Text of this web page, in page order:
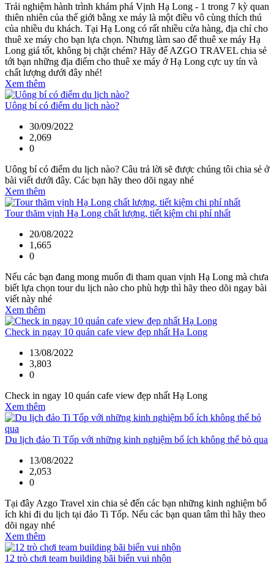
Trải nghiệm hành trình khám phá Vịnh Hạ Long - 1 trong 7 kỳ quan
thiên nhiên của thế giới bằng xe máy là một điều vô cùng thích thú
của nhiều du khách. Tại Hạ Long có rất nhiều cửa hàng, địa chỉ cho
thuê xe máy cho bạn lựa chọn. Nhưng làm sao để thuê xe máy Hạ
Long giá tốt, không bị chặt chém? Hãy để AZGO TRAVEL chia sẻ
tới bạn những địa điểm cho thuê xe máy ở Hạ Long cực uy tín và
chất lượng dưới đây nhé!
Xem thêm
Uông bí có điểm du lịch nào?
30/09/2022
2,069
0
Uông bí có điểm du lịch nào? Câu trả lời sẽ được chúng tôi chia sẻ ở
bài viết dưới đây. Các bạn hãy theo dõi ngay nhé
Xem thêm
Tour thăm vịnh Hạ Long chất lượng, tiết kiệm chi phí nhất
20/08/2022
1,665
0
Nếu các bạn đang mong muốn đi tham quan vịnh Hạ Long mà chưa
biết lựa chọn tour du lịch nào cho phù hợp thì hãy theo dõi ngay bài
viết này nhé
Xem thêm
Check in ngay 10 quán cafe view đẹp nhất Hạ Long
13/08/2022
3,803
0
Check in ngay 10 quán cafe view đẹp nhất Hạ Long
Xem thêm
Du lịch đảo Ti Tốp với những kinh nghiệm bổ ích không thể bỏ qua
13/08/2022
2,053
0
Tại đây Azgo Travel xin chia sẻ đến các bạn những kinh nghiệm bổ
ích khi đi du lịch tại đảo Ti Tốp. Nếu các bạn quan tâm thì hãy theo
dõi ngay nhé
Xem thêm
12 trò chơi team building bãi biển vui nhộn